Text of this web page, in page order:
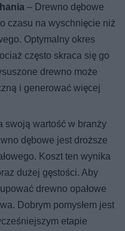
– Drewno dębowe
czasu na wyschnięcie niż
Optymalny okres
często skraca się go
drewno może
i generować więcej
swoją wartość w branży
dębowe jest droższe
Koszt ten wynika
dużej gęstości. Aby
drewno opałowe
Dobrym pomysłem jest
etapie